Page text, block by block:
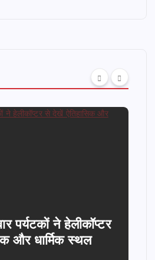
बिहार सरकार की सड़कों पर
किसे मिलेगी छूट? अधिसूचना